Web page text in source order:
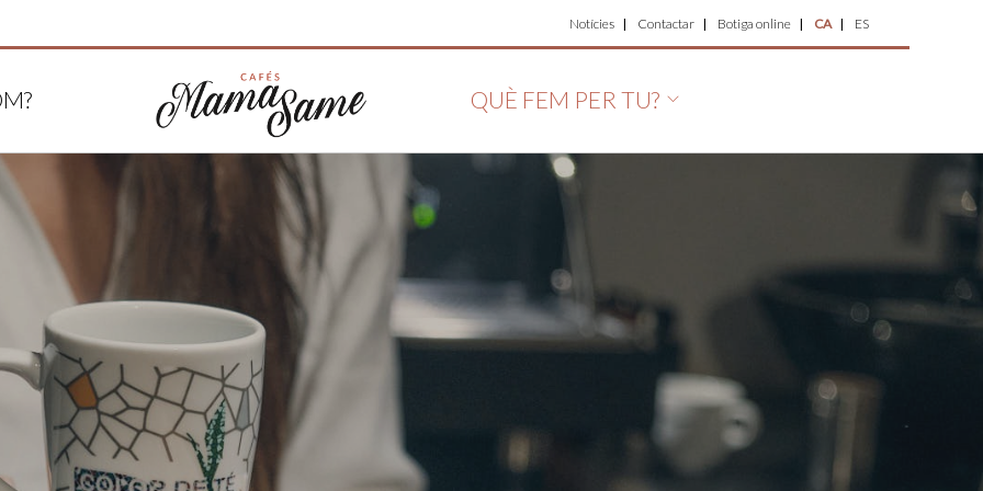
Top
Menu
Notícies Contactar Botiga online CA ES
QUÈ FEM PER TU?